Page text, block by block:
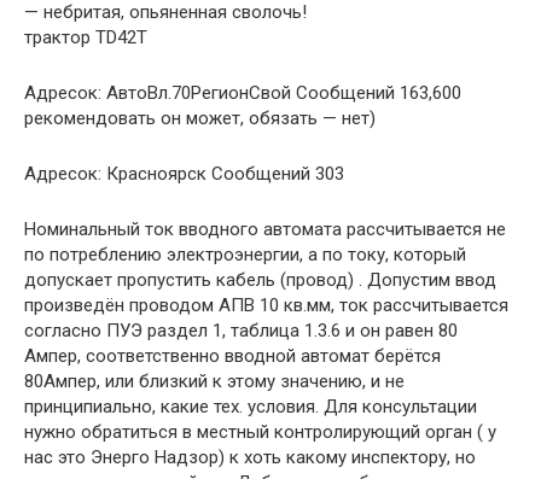
— небритая, опьяненная сволочь!
трактор TD42T
Адресок: АвтоВл.70РегионСвой Сообщений 163,600
рекомендовать он может, обязать — нет)
Адресок: Красноярск Сообщений 303
Номинальный ток вводного автомата рассчитывается не
по потреблению электроэнергии, а по току, который
допускает пропустить кабель (провод) . Допустим ввод
произведён проводом АПВ 10 кв.мм, ток рассчитывается
согласно ПУЭ раздел 1, таблица 1.3.6 и он равен 80
Ампер, соответственно вводной автомат берётся
80Ампер, или близкий к этому значению, и не
принципиально, какие тех. условия. Для консультации
нужно обратиться в местный контролирующий орган ( у
нас это Энерго Надзор) к хоть какому инспектору, но